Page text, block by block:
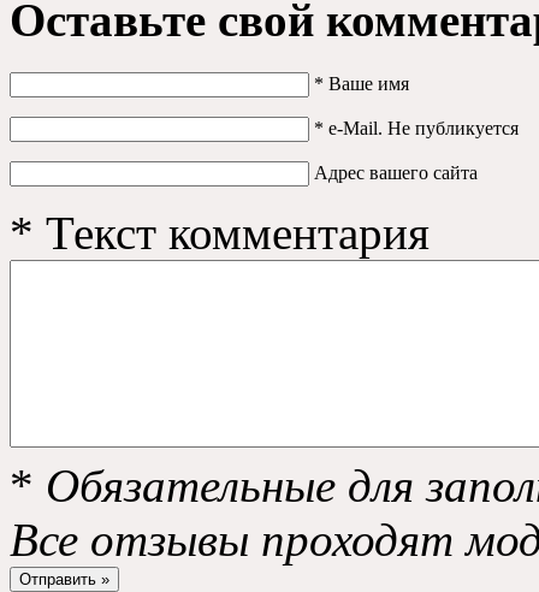
Оставьте свой
* Ваше имя
* e-Mail. Не публикуется
Адрес вашего сайта
* Текст комментария
* Обязательные для
Все отзывы проходят